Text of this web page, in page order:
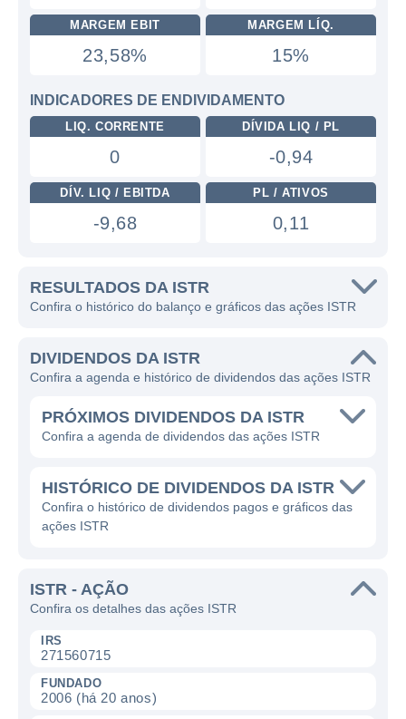
MARGEM EBIT
23,58%
MARGEM LÍQ.
15%
INDICADORES DE ENDIVIDAMENTO
LIQ. CORRENTE
0
DÍVIDA LIQ / PL
-0,94
DÍV. LIQ / EBITDA
-9,68
PL / ATIVOS
0,11
RESULTADOS DA ISTR
Confira o histórico do balanço e gráficos das ações ISTR
DIVIDENDOS DA ISTR
Confira a agenda e histórico de dividendos das ações ISTR
PRÓXIMOS DIVIDENDOS DA ISTR
Confira a agenda de dividendos das ações ISTR
HISTÓRICO DE DIVIDENDOS DA ISTR
Confira o histórico de dividendos pagos e gráficos das
ações ISTR
ISTR - AÇÃO
Confira os detalhes das ações ISTR
IRS
271560715
FUNDADO
2006 (há 20 anos)